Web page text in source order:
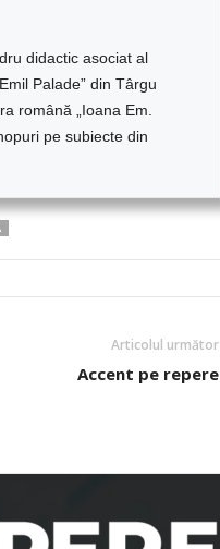
didactic asociat al
Palade” din Târgu
română „Ioana Em.
pe subiecte din
Articolul următor
Accent pe repere